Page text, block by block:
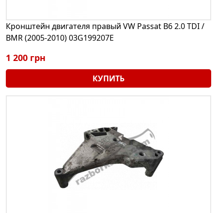
Кронштейн двигателя правый VW Passat B6 2.0 TDI /
BMR (2005-2010) 03G199207E
1 200 грн
КУПИТЬ